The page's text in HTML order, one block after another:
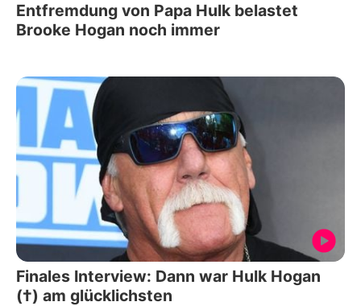
Entfremdung von Papa Hulk belastet
Brooke Hogan noch immer
Finales Interview: Dann war Hulk Hogan
(†) am glücklichsten